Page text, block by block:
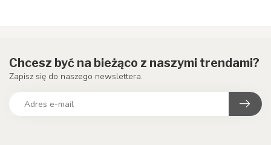
Chcesz być na bieżąco z naszymi trendami?
Zapisz się do naszego newslettera.